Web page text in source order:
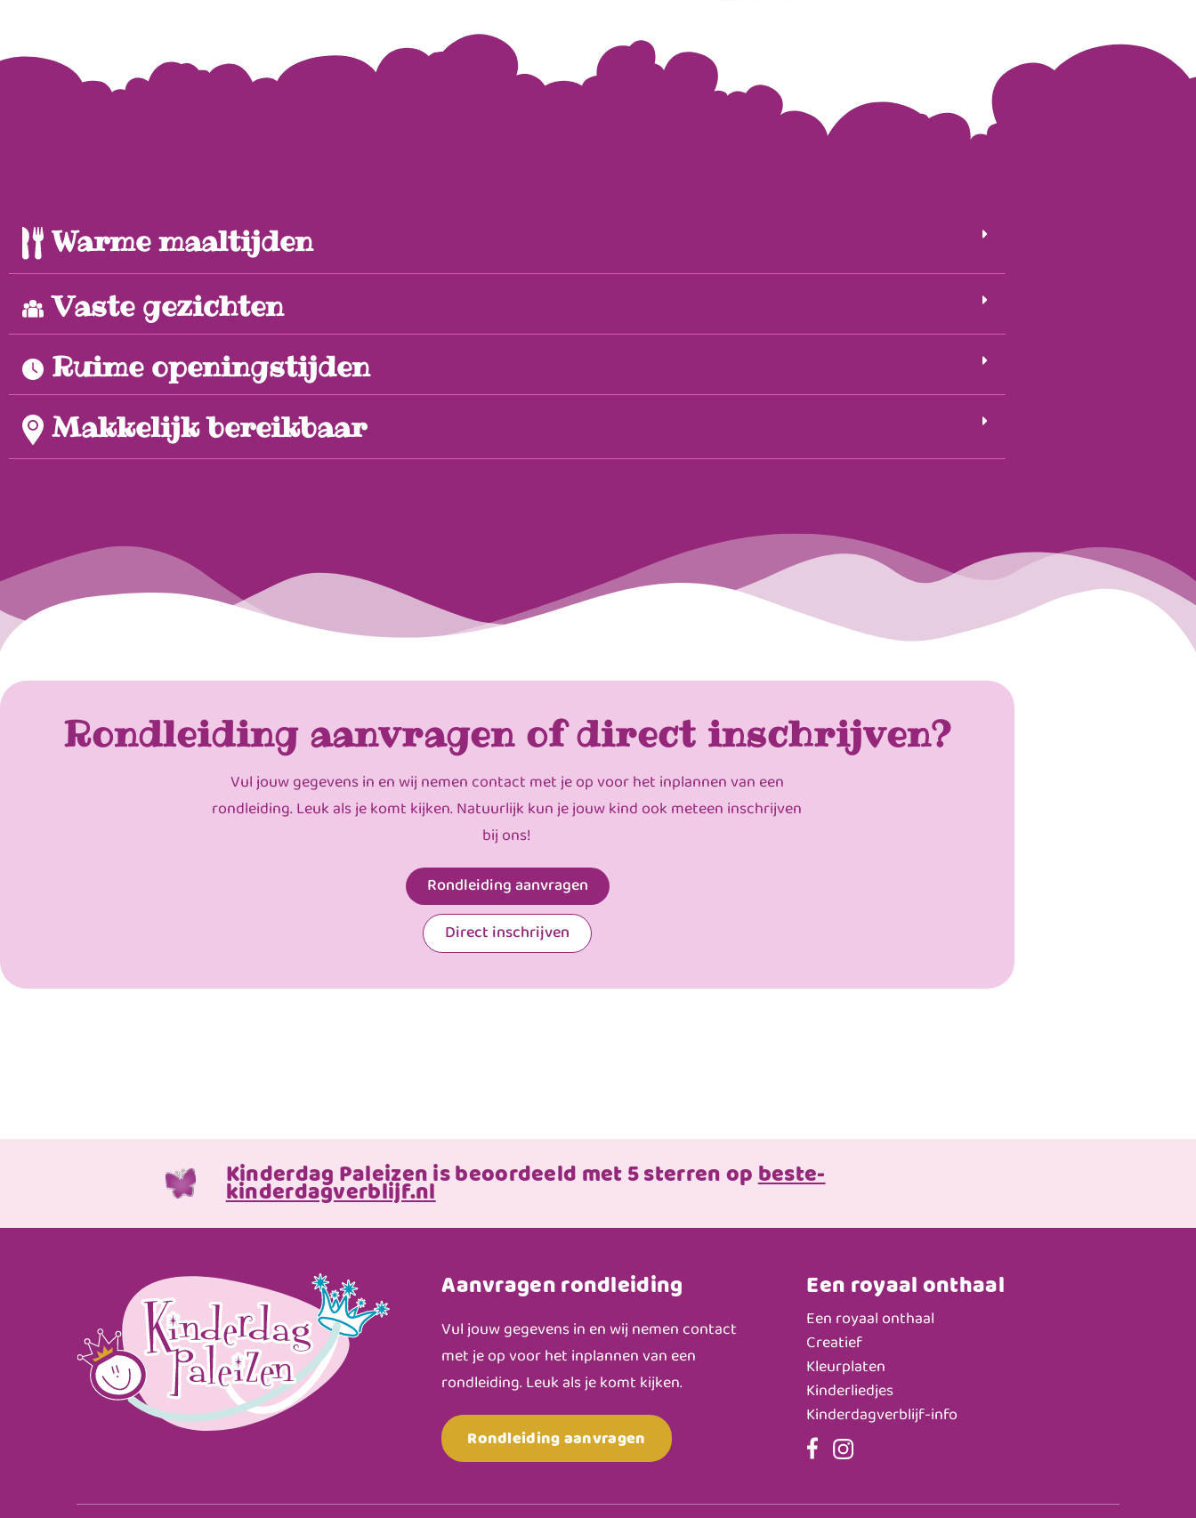
Warme maaltijden
Vaste gezichten
Ruime openingstijden
Makkelijk bereikbaar
Rondleiding aanvragen of direct inschrijven?
Vul jouw gegevens in en wij nemen contact met je op voor het inplannen van een
rondleiding. Leuk als je komt kijken. Natuurlijk kun je jouw kind ook meteen inschrijven
bij ons!
Rondleiding aanvragen
Direct inschrijven
Kinderdag Paleizen is beoordeeld met 5 sterren opbeste-
kinderdagverblijf.nl
Aanvragen rondleiding
Vul jouw gegevens in en wij nemen contact
met je op voor het inplannen van een
rondleiding. Leuk als je komt kijken.
Rondleiding aanvragen
Een royaal onthaal
Een royaal onthaal
Creatief
Kleurplaten
Kinderliedjes
Kinderdagverblijf-info